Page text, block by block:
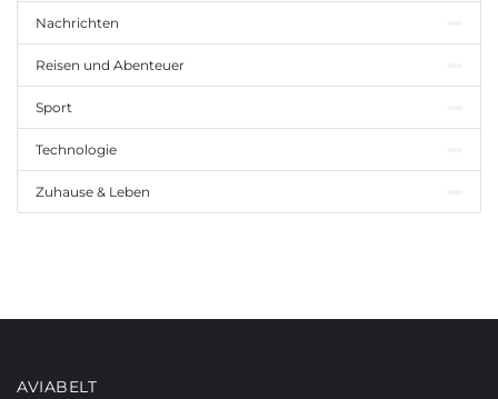
Nachrichten
Reisen und Abenteuer
Sport
Technologie
Zuhause & Leben
AVIABELT